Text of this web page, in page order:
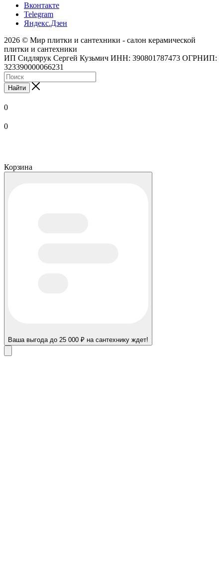
Вконтакте
Telegram
Яндекс.Дзен
2026 © Мир плитки и сантехники - салон керамической
плитки и сантехники
ИП Сидлярук Сергей Кузьмич ИНН: 390801787473 ОГРНИП:
323390000066231
Найти
0
0
Корзина
Ваша выгода до 25 000 ₽ на сантехнику ждет!